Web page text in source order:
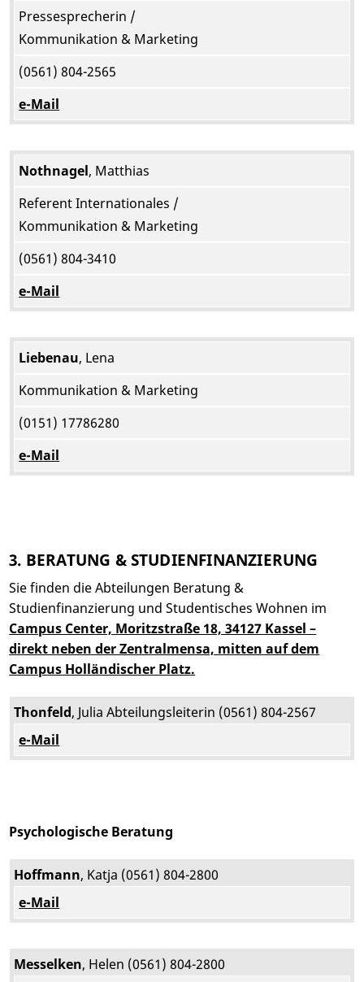
Pressesprecherin /
Kommunikation & Marketing
(0561) 804-2565
e-Mail
Nothnagel, Matthias
Referent Internationales /
Kommunikation & Marketing
(0561) 804-3410
e-Mail
Liebenau, Lena
Kommunikation & Marketing
(0151) 17786280
e-Mail
3. BERATUNG & STUDIENFINANZIERUNG
Sie finden die Abteilungen Beratung &
Studienfinanzierung und Studentisches Wohnen im
Campus Center, Moritzstraße 18, 34127 Kassel –
direkt neben der Zentralmensa, mitten auf dem
Campus Holländischer Platz.
Thonfeld, Julia Abteilungsleiterin (0561) 804-2567
e-Mail
Psychologische Beratung
Hoffmann, Katja (0561) 804-2800
e-Mail
Messelken, Helen (0561) 804-2800